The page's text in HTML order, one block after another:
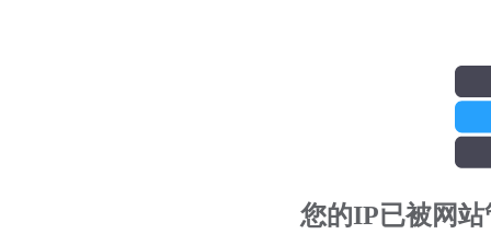
您的IP已被网